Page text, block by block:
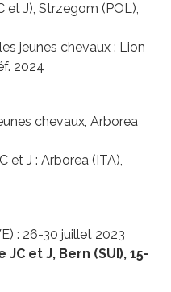
et J), Strzegom (POL),
jeunes chevaux : Lion
2024
chevaux, Arborea
et J : Arborea (ITA),
: 26-30 juillet 2023
et J, Bern (SUI), 15-